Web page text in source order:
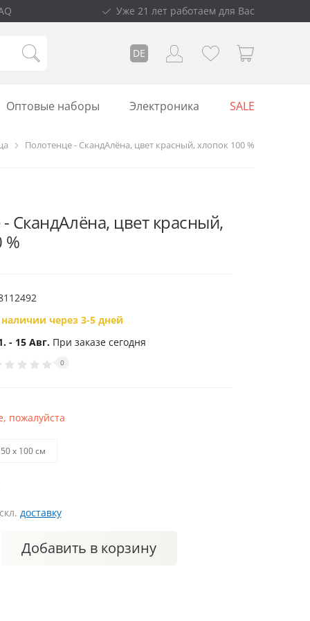
Уже 21 лет работаем для Вас
DE
Оптовые наборы Электроника SALE
Полотенце - СкандАлёна, цвет красный, хлопок 100 %
СкандАлёна, цвет красный,
%
через 3-5 дней
- 15 Авг. При заказе сегодня
0
пожалуйста
50 х 100 см
доставку
Добавить в корзину